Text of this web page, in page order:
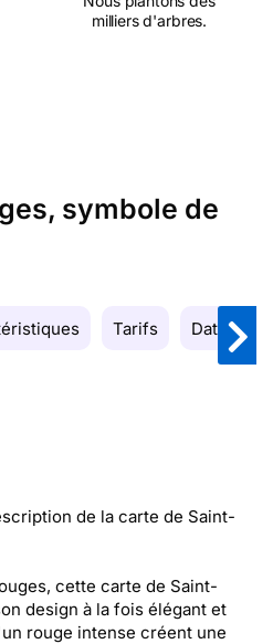
milliers d'arbres.
symbole de
Tarifs Date de
de la carte de Saint-
cette carte de Saint-
design à la fois élégant et
rouge intense créent une